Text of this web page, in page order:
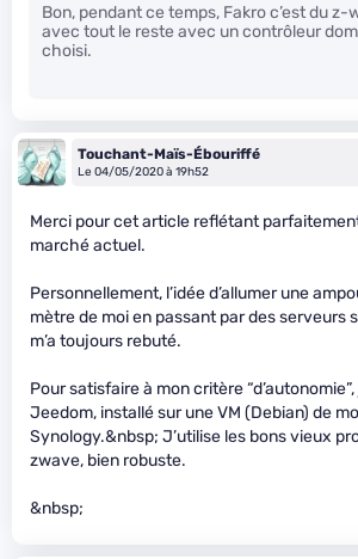
Bon, pendant ce temps, Fakro c’est du
avec tout le reste avec un contrôleur
choisi.
Touchant-Maïs-Ébouriffé
Le 04/05/2020 à 19h52
Merci pour cet article reflétant
marché actuel.
Personnellement, l’idée d’allumer une
mètre de moi en passant par des serveurs
m’a toujours rebuté.
Pour satisfaire à mon critère “d’autonomie”,
Jeedom, installé sur une VM (Debian) de
Synology.&nbsp; J’utilise les bons vieux
zwave, bien robuste.
&nbsp;